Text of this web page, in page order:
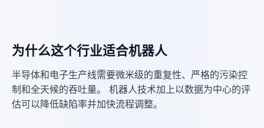
为什么这个行业适合机器人
半导体和电子生产线需要微米级的重复性、严格的污染控
制和全天候的吞吐量。 机器人技术加上以数据为中心的评
估可以降低缺陷率并加快流程调整。